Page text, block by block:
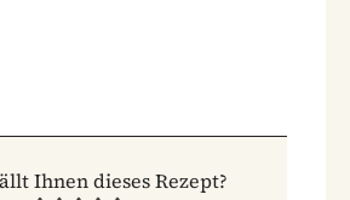
Ihnen dieses Rezept?